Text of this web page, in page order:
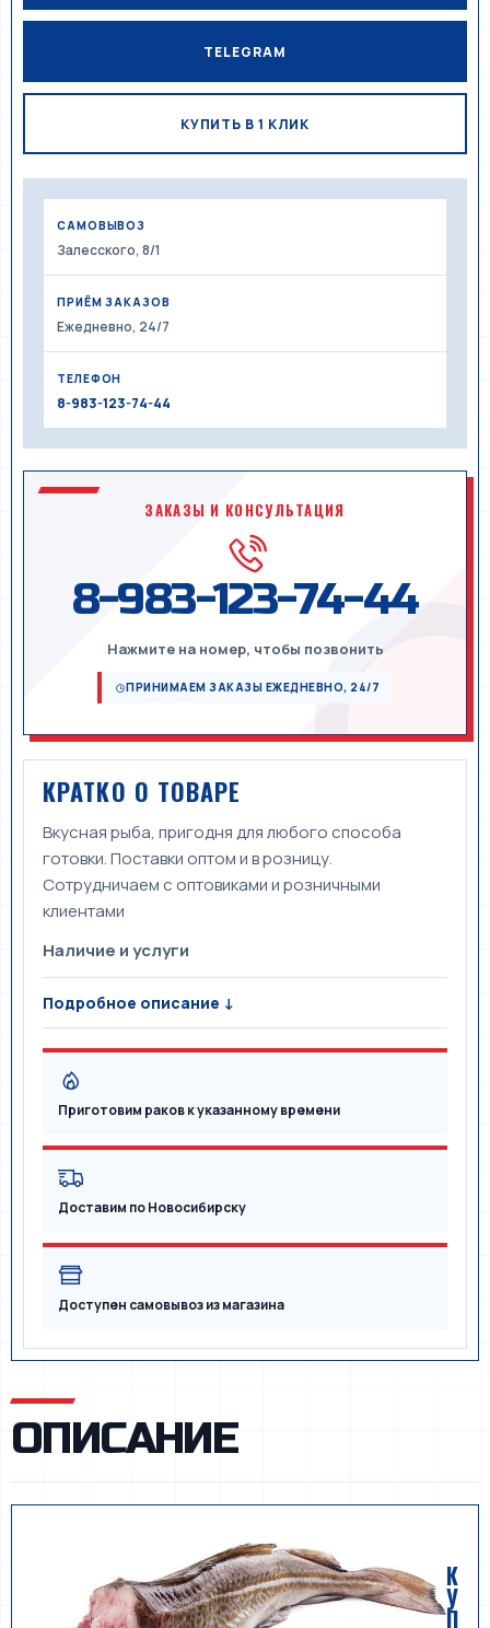
TELEGRAM
КУПИТЬ В 1 КЛИК
САМОВЫВОЗ
Залесского, 8/1
ПРИЁМ ЗАКАЗОВ
Ежедневно, 24/7
ТЕЛЕФОН
8-983-123-74-44
ЗАКАЗЫ И КОНСУЛЬТАЦИЯ
8-983-123-74-44
Нажмите на номер, чтобы позвонить
ПРИНИМАЕМ ЗАКАЗЫ ЕЖЕДНЕВНО, 24/7
КРАТКО О ТОВАРЕ
Вкусная рыба, пригодня для любого способа
готовки. Поставки оптом и в розницу.
Сотрудничаем с оптовиками и розничными
клиентами
Наличие и услуги
Подробное описание ↓
Приготовим раков к указанному времени
Доставим по Новосибирску
Доступен самовывоз из магазина
ОПИСАНИЕ
К
У
П